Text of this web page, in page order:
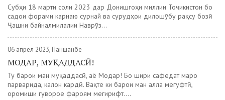
Субҳи 18 марти соли 2023 дар Донишгоҳи миллии Тоҷикистон бо
садои форами карнаю сурнай ва сурудҳои дилошӯбу рақсу бозӣ
Ҷашни байналмилалии Наврӯз...
06 апрел 2023, Панҷшанбе
МОДАР, МУҚАДДАСӢ!
Ту барои ман муқаддасӣ, аё Модар! Бо шири сафедат маро
парварида, калон кардӣ. Вақте ки барои ман алла мегуфтӣ,
оромиши гуворое фароям мегирифт....